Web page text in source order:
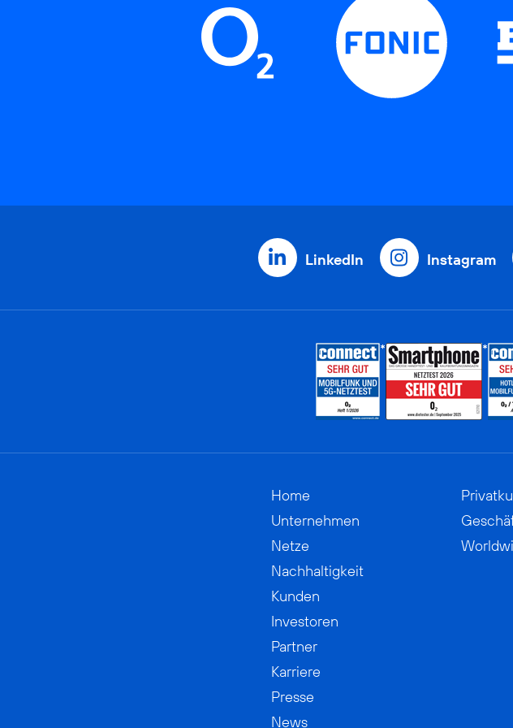
LinkedIn Instagram
Home
Unternehmen
Netze
Nachhaltigkeit
Kunden
Investoren
Partner
Karriere
Presse
News